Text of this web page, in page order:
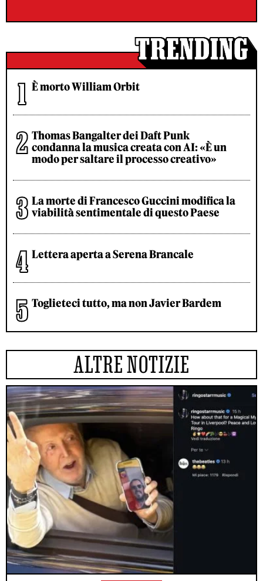
È morto William Orbit
Thomas Bangalter dei Daft Punk
condanna la musica creata con AI: «È un
modo per saltare il processo creativo»
La morte di Francesco Guccini modifica la
viabilità sentimentale di questo Paese
Lettera aperta a Serena Brancale
Toglieteci tutto, ma non Javier Bardem
ALTRE NOTIZIE